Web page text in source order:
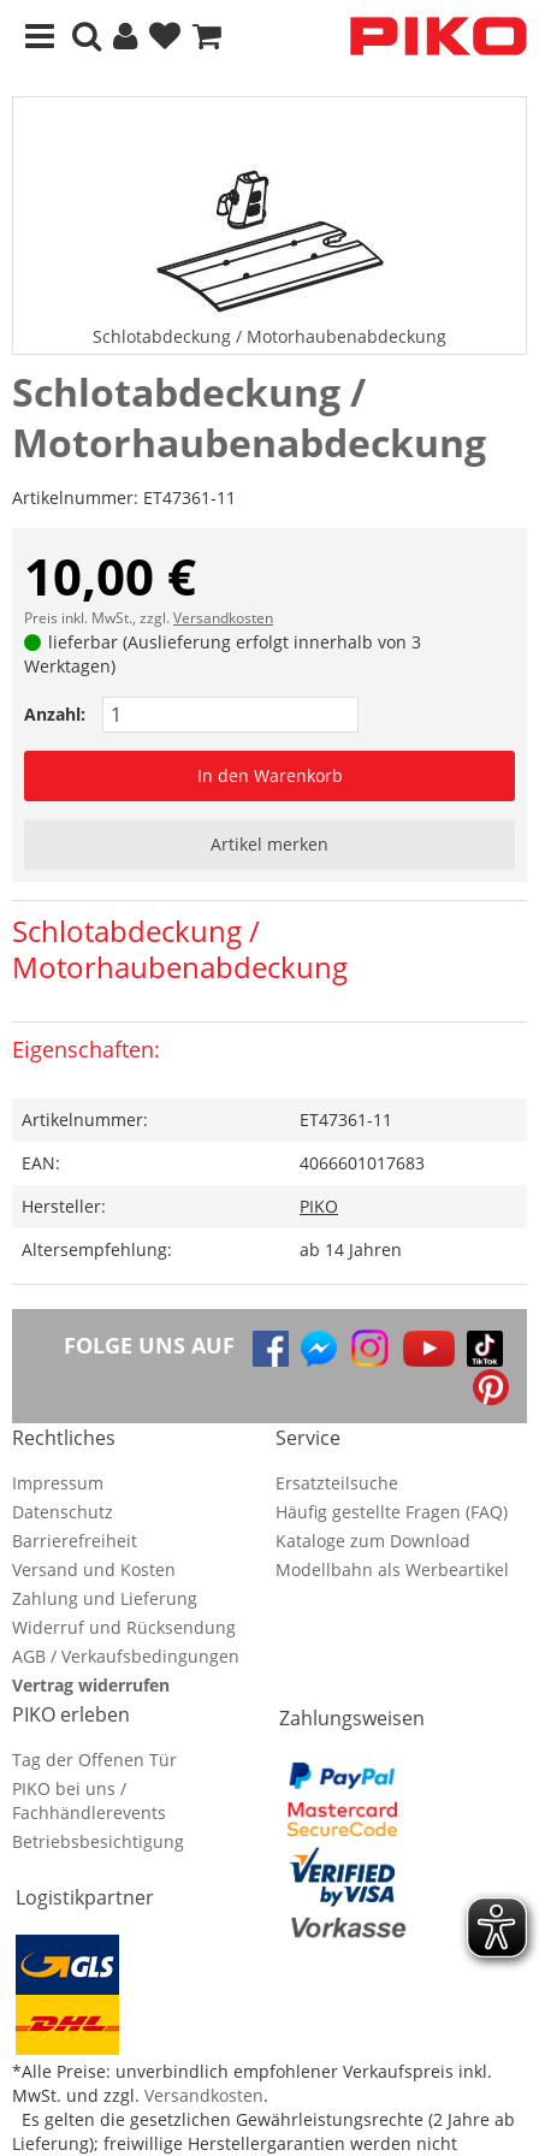
Schlotabdeckung / Motorhaubenabdeckung
Schlotabdeckung /
Motorhaubenabdeckung
Artikelnummer: ET47361-11
10,00 €
Preis inkl. MwSt., zzgl.Versandkosten
lieferbar (Auslieferung erfolgt innerhalb von 3
Werktagen)
Anzahl:
In den Warenkorb
Artikel merken
Schlotabdeckung /
Motorhaubenabdeckung
Eigenschaften:
Artikelnummer:
ET47361-11
EAN:
4066601017683
Hersteller:
PIKO
Altersempfehlung:
ab 14 Jahren
FOLGE UNS AUF
Rechtliches
Impressum
Datenschutz
Barrierefreiheit
Versand und Kosten
Zahlung und Lieferung
Widerruf und Rücksendung
AGB / Verkaufsbedingungen
Vertrag widerrufen
Service
Ersatzteilsuche
Häufig gestellte Fragen (FAQ)
Kataloge zum Download
Modellbahn als Werbeartikel
PIKO erleben
Tag der Offenen Tür
PIKO bei uns /
Fachhändlerevents
Betriebsbesichtigung
Logistikpartner
Zahlungsweisen
*Alle Preise: unverbindlich empfohlener Verkaufspreis inkl.
MwSt. und zzgl. Versandkosten.
Es gelten die gesetzlichen Gewährleistungsrechte (2 Jahre ab
Lieferung); freiwillige Herstellergarantien werden nicht